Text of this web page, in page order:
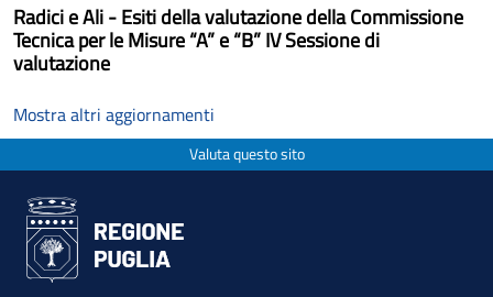
Radici e Ali - Esiti della valutazione della Commissione
Tecnica per le Misure “A” e “B” IV Sessione di
valutazione
Mostra altri aggiornamenti
Valuta questo sito